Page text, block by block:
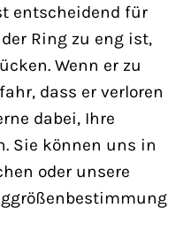
entscheidend für
Ring zu eng ist,
Wenn er zu
dass er verloren
dabei, Ihre
Sie können uns in
oder unsere